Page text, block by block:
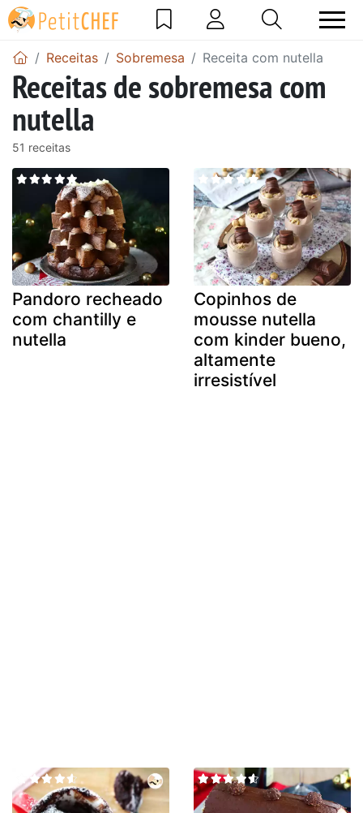
Receitas Sobremesa Receita com nutella
Receitas de sobremesa com
nutella
51 receitas
Pandoro recheado
com chantilly e
nutella
Copinhos de
mousse nutella
com kinder bueno,
altamente
irresistível